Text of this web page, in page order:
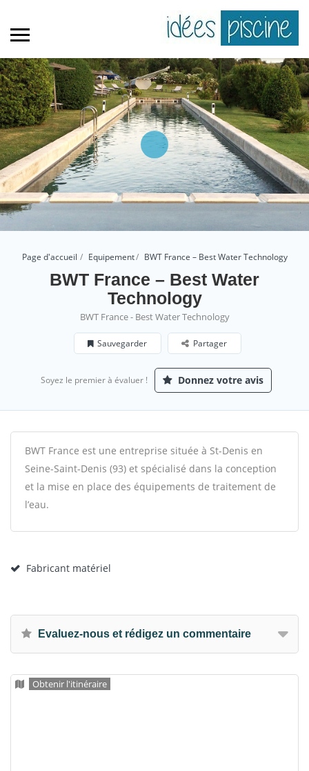
Page d'accueil Equipement BWT France – Best Water Technology
BWT France – Best Water
Technology
BWT France - Best Water Technology
Sauvegarder Partager
Soyez le premier à évaluer ! Donnez votre avis
BWT France est une entreprise située à St-Denis en
Seine-Saint-Denis (93) et spécialisé dans la conception
et la mise en place des équipements de traitement de
l’eau.
Fabricant matériel
Evaluez-nous et rédigez un commentaire
Obtenir l'itinéraire